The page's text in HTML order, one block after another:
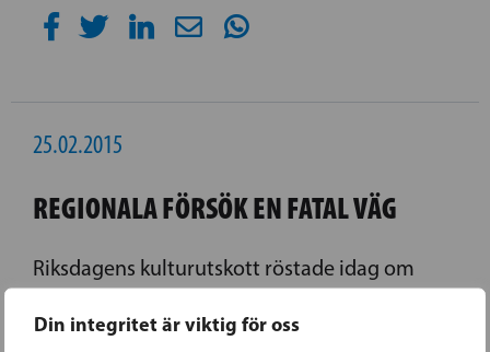
Din integritet är viktig för oss
25.02.2015
REGIONALA FÖRSÖK EN FATAL VÄG
Riksdagens kulturutskott röstade idag om
svenskundervisningen i de finska skolorna.